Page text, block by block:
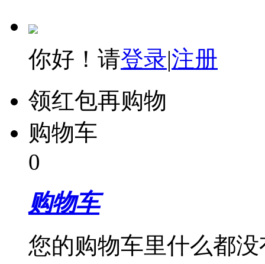
你好！请登录|注册
领红包再购物
购物车
0
购物车
您的购物车里什么都没